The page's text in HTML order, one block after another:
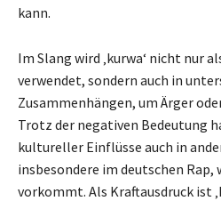
kann.
Im Slang wird ‚kurwa‘ nicht nur
verwendet, sondern auch in
Zusammenhängen, um Ärger
Trotz der negativen Bedeutung
kultureller Einflüsse auch in
insbesondere im deutschen Rap,
vorkommt. Als Kraftausdruck ist